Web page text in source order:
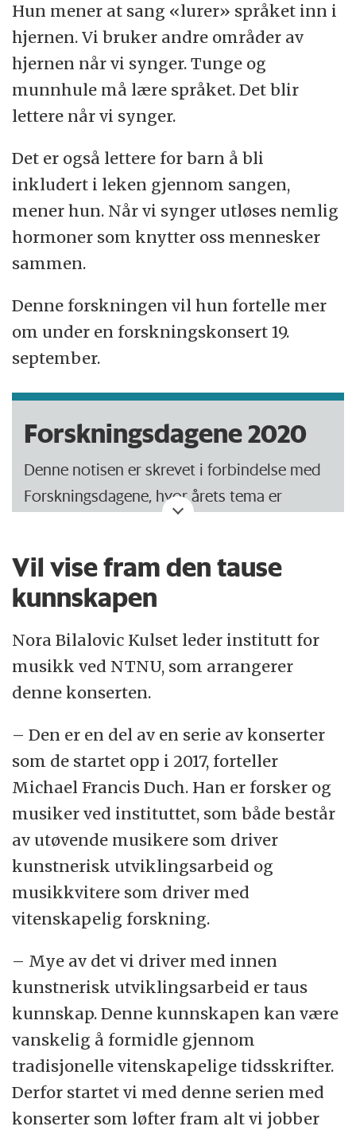
Hun mener at sang «lurer» språket inn i
hjernen. Vi bruker andre områder av
hjernen når vi synger. Tunge og
munnhule må lære språket. Det blir
lettere når vi synger.
Det er også lettere for barn å bli
inkludert i leken gjennom sangen,
mener hun. Når vi synger utløses nemlig
hormoner som knytter oss mennesker
sammen.
Denne forskningen vil hun fortelle mer
om under en forskningskonsert 19.
september.
Forskningsdagene 2020
Denne notisen er skrevet i forbindelse med
Forskningsdagene, hvor årets tema er
Forskningsfestivalen arrangeres over hele
landet og varer fra 16. september til og med
27. september.
Les mer om årets arrangement på
forskningsdagene.no
Vil vise fram den tause
kunnskapen
Nora Bilalovic Kulset leder institutt for
musikk ved NTNU, som arrangerer
denne konserten.
– Den er en del av en serie av konserter
som de startet opp i 2017, forteller
Michael Francis Duch. Han er forsker og
musiker ved instituttet, som både består
av utøvende musikere som driver
kunstnerisk utviklingsarbeid og
musikkvitere som driver med
vitenskapelig forskning.
– Mye av det vi driver med innen
kunstnerisk utviklingsarbeid er taus
kunnskap. Denne kunnskapen kan være
vanskelig å formidle gjennom
tradisjonelle vitenskapelige tidsskrifter.
Derfor startet vi med denne serien med
konserter som løfter fram alt vi jobber